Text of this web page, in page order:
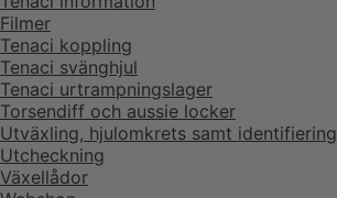
Filmer
Tenaci koppling
Tenaci svänghjul
Tenaci urtrampningslager
Torsendiff och aussie locker
Utväxling, hjulomkrets samt
Utcheckning
Växellådor